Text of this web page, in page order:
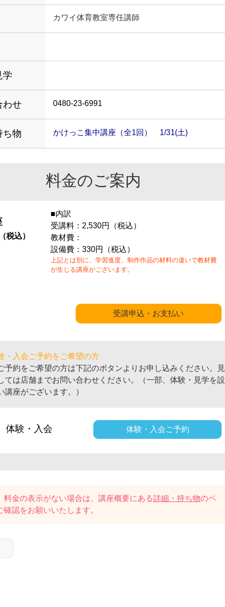
カワイ体育教室専任講師
学
わせ 0480-23-6991
ち物 かけっこ集中講座（全1回） 1/31(土)
料金のご案内
（税込）
■内訳
受講料：2,530円（税込）
教材費：
設備費：330円（税込）
上記とは別に、学習進度、制作作品の材料の違いで教材費
が生じる講座がございます。
受講申込・お支払い
・入会ご予約をご希望の方
予約をご希望の方は下記のボタンよりお申し込みください。見
ては店舗までお問い合わせください。（一部、体験・見学を設
講座がございます。）
体験・入会 体験・入会ご予約
料金の表示がない場合は、講座概要にある詳細・持ち物のペ
確認をお願いいたします。